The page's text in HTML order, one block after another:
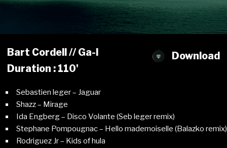
Download
Bart Cordell // Ga-l
Duration : 110'
Sebastien leger – Jaguar
Shazz – Mirage
Ida Engberg – Disco Volante (Seb leger remix)
Stephane Pompougnac – Hello mademoiselle (Balazko remix)
Rodriguez Jr – Kids of hula